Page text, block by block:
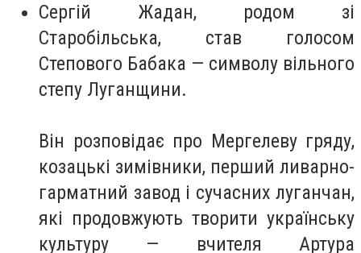
Сергій Жадан, родом зі
Старобільська, став голосом
Степового Бабака — символу вільного
степу Луганщини.
Він розповідає про Мергелеву гряду,
козацькі зимівники, перший ливарно-
гарматний завод і сучасних луганчан,
які продовжують творити українську
культуру — вчителя Артура